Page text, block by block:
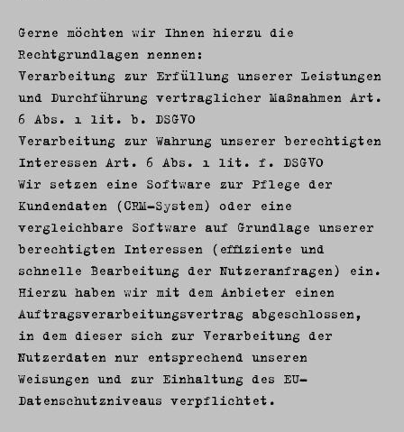
Gerne möchten wir Ihnen hierzu die
Rechtgrundlagen nennen:
Verarbeitung zur Erfüllung unserer Leistungen
und Durchführung vertraglicher Maßnahmen Art.
6 Abs. 1 lit. b. DSGVO
Verarbeitung zur Wahrung unserer berechtigten
Interessen Art. 6 Abs. 1 lit. f. DSGVO
Wir setzen eine Software zur Pflege der
Kundendaten (CRM-System) oder eine
vergleichbare Software auf Grundlage unserer
berechtigten Interessen (effiziente und
schnelle Bearbeitung der Nutzeranfragen) ein.
Hierzu haben wir mit dem Anbieter einen
Auftragsverarbeitungsvertrag abgeschlossen,
in dem dieser sich zur Verarbeitung der
Nutzerdaten nur entsprechend unseren
Weisungen und zur Einhaltung des EU-
Datenschutzniveaus verpflichtet.